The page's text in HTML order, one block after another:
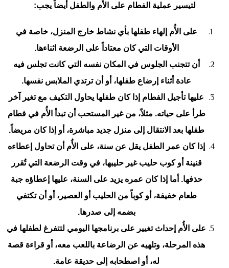
لتيسير عملية الفطام على الأُم والطفل أيضاً يجب:
على الأُم إلهاء طفلها بأي نشاط خارج المنزل، خاصة في
الأوقات التي كان معتاداً على الرضعة اثناءها.
أن تتجنب الجلوس في المكان نفسه التي كانت تجلس فيه
عادة أثناء إرضاع طفلها، أو أن ترتدي الملابس نفسها.
عليها تأجيل الفطام إذا كان طفلها يحاول التكيف مع تغير آخر
طرأ على حياته. مثلاً، من غير المستحب أن تبدأ الأُم في فطام
طفلها بعد الانتقال إلى منزل جديد مباشرة، أو إذا كان مريضاً.
إذا كان عمر الطفل يقل عن سنة، على الأُم أن تحاول إعطاءه
قنينة أو كوب حليب غير حليبها، في وقت الرضعة التي تُقرر
حذفها. أما إذا كان عمره يزيد على السنة، عليها إعطاؤه جبة
طعام خفيفة، أو كوباً من الحليب أو العصير، أو أن تكتفي
بضمه إلى صدرها.
على الأُم إحداث تغيير على برنامجها اليومي لتتفرغ لطفلها في
هذه المرحلة، وتلهيه عن الرضاعة باللعب معه، أو قراءة قصة
له، أو اصطحابه إلى حديقة عامة.